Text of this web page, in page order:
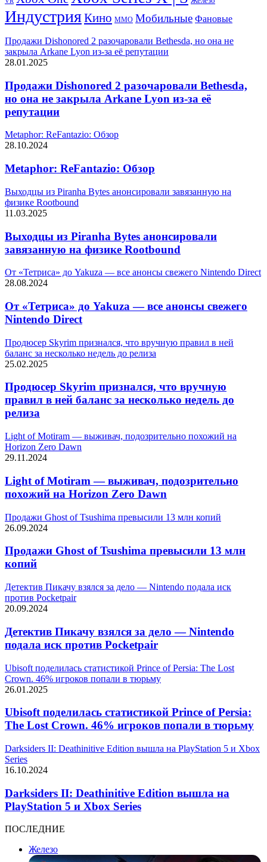
ИндустрияКино ММО Мобильные Фановые
Продажи Dishonored 2 разочаровали Bethesda, но она не
закрыла Arkane Lyon из-за её репутации
28.01.2025
Продажи Dishonored 2 разочаровали Bethesda,
но она не закрыла Arkane Lyon из-за её
репутации
Metaphor: ReFantazio: Обзор
28.10.2024
Metaphor: ReFantazio: Обзор
Выходцы из Piranha Bytes анонсировали завязанную на
физике Rootbound
11.03.2025
Выходцы из Piranha Bytes анонсировали
завязанную на физике Rootbound
От «Тетриса» до Yakuza — все анонсы свежего Nintendo Direct
28.08.2024
От «Тетриса» до Yakuza — все анонсы свежего
Nintendo Direct
Продюсер Skyrim признался, что вручную правил в ней
баланс за несколько недель до релиза
25.02.2025
Продюсер Skyrim признался, что вручную
правил в ней баланс за несколько недель до
релиза
Light of Motiram — выживач, подозрительно похожий на
Horizon Zero Dawn
29.11.2024
Light of Motiram — выживач, подозрительно
похожий на Horizon Zero Dawn
Продажи Ghost of Tsushima превысили 13 млн копий
26.09.2024
Продажи Ghost of Tsushima превысили 13 млн
копий
Детектив Пикачу взялся за дело — Nintendo подала иск
против Pocketpair
20.09.2024
Детектив Пикачу взялся за дело — Nintendo
подала иск против Pocketpair
Ubisoft поделилась статистикой Prince of Persia: The Lost
Crown. 46% игроков попали в тюрьму
26.01.2025
Ubisoft поделилась статистикой Prince of Persia:
The Lost Crown. 46% игроков попали в тюрьму
Darksiders II: Deathinitive Edition вышла на PlayStation 5 и Xbox
Series
16.10.2024
Darksiders II: Deathinitive Edition вышла на
PlayStation 5 и Xbox Series
ПОСЛЕДНИЕ
Железо